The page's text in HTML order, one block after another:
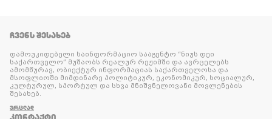
ᲩᲕᲔᲜᲡ ᲨᲔᲡᲐᲮᲔᲑ
დამოუკიდებელი საინფორმაციო სააგენტო “ნიუს დეი
საქართველო” მუშაობს რეალურ რეჟიმში და ავრცელებს
ამომწურავ, ობიექტურ ინფორმაციას საქართველოსა და
მსოფლიოში მიმდინარე პოლიტიკურ, ეკონომიკურ, სოციალურ,
კულტურულ, სპორტულ და სხვა მნიშვნელოვანი მოვლენების
შესახებ.
ᲕᲠᲪᲚᲐᲓ